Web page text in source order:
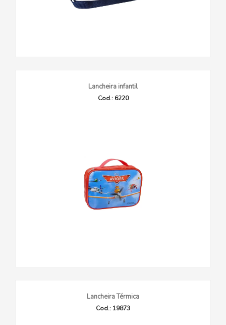
Lancheira infantil
Cod.: 6220
Lancheira Térmica
Cod.: 19873